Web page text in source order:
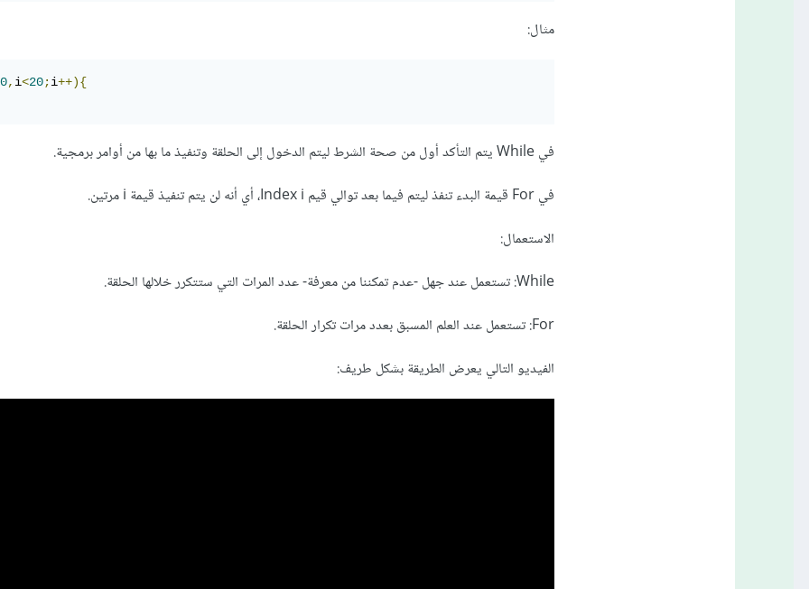
مثال:
0, i<20;i++){
في While يتم التأكد أول من صحة الشرط ليتم الدخول إلى الحلقة وتنفيذ ما بها من أوامر برمجية.
في For قيمة البدء تنفذ ليتم فيما بعد توالي قيم Index i، أي أنه لن يتم تنفيذ قيمة i مرتين.
الاستعمال:
While: تستعمل عند جهل -عدم تمكننا من معرفة- عدد المرات التي ستتكرر خلالها الحلقة.
For: تستعمل عند العلم المسبق بعدد مرات تكرار الحلقة.
الفيديو التالي يعرض الطريقة بشكل طريف: